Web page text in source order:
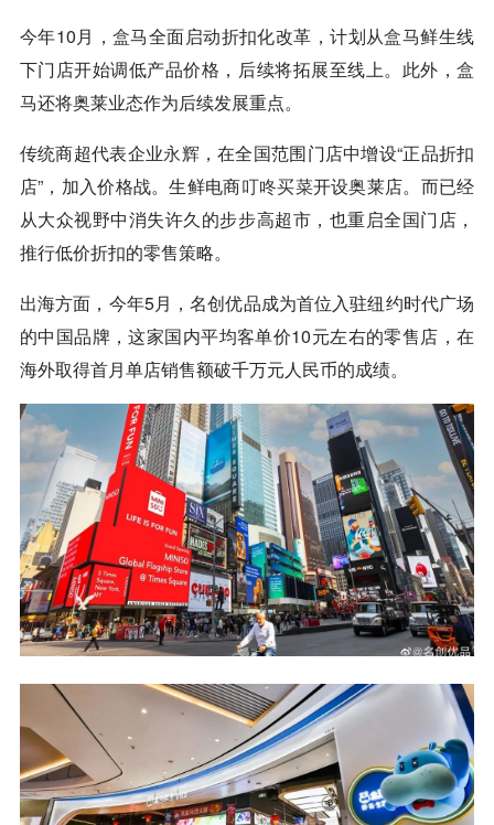
今年10月，盒马全面启动折扣化改革，计划从盒马鲜生线
下门店开始调低产品价格，后续将拓展至线上。此外，盒
马还将奥莱业态作为后续发展重点。
传统商超代表企业永辉 ，在全国范围门店中增设“正品折扣
店”，加入价格战。生鲜电商叮咚买菜开设奥莱店。而已经
从大众视野中消失许久的步步高超市，也重启全国门店，
推行低价折扣的零售策略。
出海方面，今年5月，名创优品成为首位入驻纽约时代广场
的中国品牌，这家国内平均客单价10元左右的零售店，在
海外取得首月单店销售额破千万元人民币的成绩。